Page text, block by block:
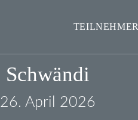
TEILNEHMER
Schwändi
26. April 2026